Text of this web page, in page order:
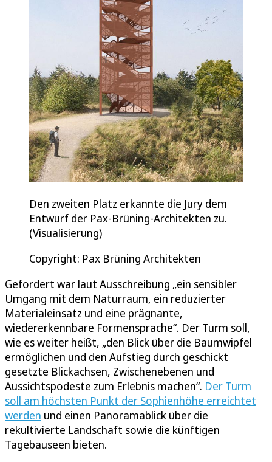
Den zweiten Platz erkannte die Jury dem
Entwurf der Pax-Brüning-Architekten zu.
(Visualisierung)
Copyright: Pax Brüning Architekten
Gefordert war laut Ausschreibung „ein sensibler
Umgang mit dem Naturraum, ein reduzierter
Materialeinsatz und eine prägnante,
wiedererkennbare Formensprache“. Der Turm soll,
wie es weiter heißt, „den Blick über die Baumwipfel
ermöglichen und den Aufstieg durch geschickt
gesetzte Blickachsen, Zwischenebenen und
Aussichtspodeste zum Erlebnis machen“. Der Turm
soll am höchsten Punkt der Sophienhöhe erreichtet
werden und einen Panoramablick über die
rekultivierte Landschaft sowie die künftigen
Tagebauseen bieten.